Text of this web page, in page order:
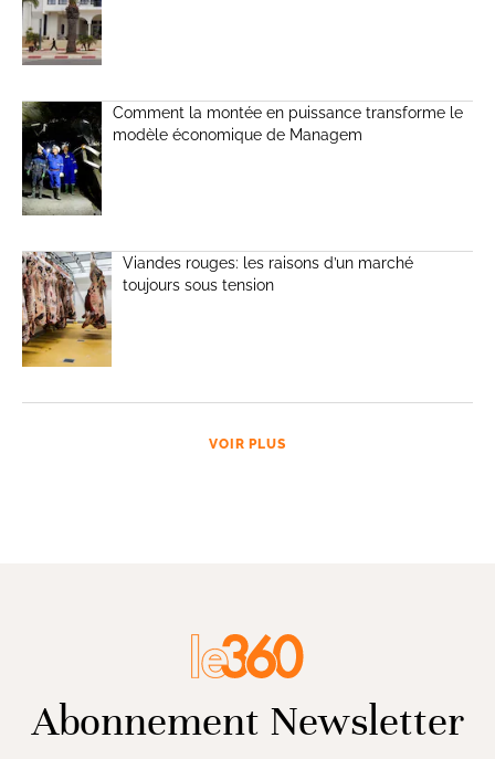
Comment la montée en puissance transforme le
modèle économique de Managem
Viandes rouges: les raisons d’un marché
toujours sous tension
VOIR PLUS
Abonnement Newsletter